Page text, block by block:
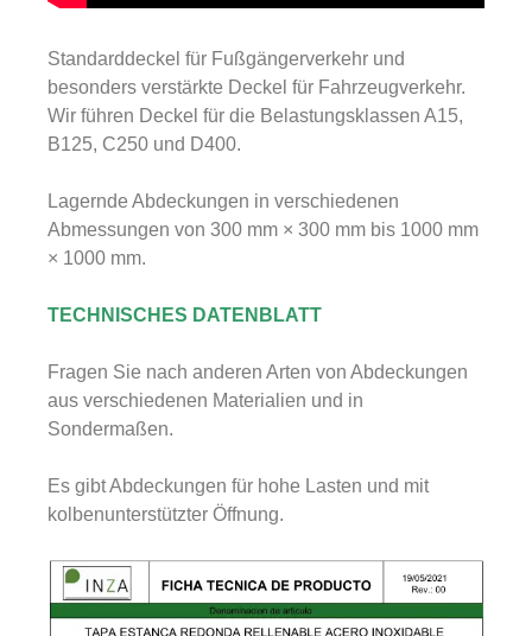
Standarddeckel für Fußgängerverkehr und
besonders verstärkte Deckel für Fahrzeugverkehr.
Wir führen Deckel für die Belastungsklassen A15,
B125, C250 und D400.
Lagernde Abdeckungen in verschiedenen
Abmessungen von 300 mm × 300 mm bis 1000 mm
× 1000 mm.
TECHNISCHES DATENBLATT
Fragen Sie nach anderen Arten von Abdeckungen
aus verschiedenen Materialien und in
Sondermaßen.
Es gibt Abdeckungen für hohe Lasten und mit
kolbenunterstützter Öffnung.